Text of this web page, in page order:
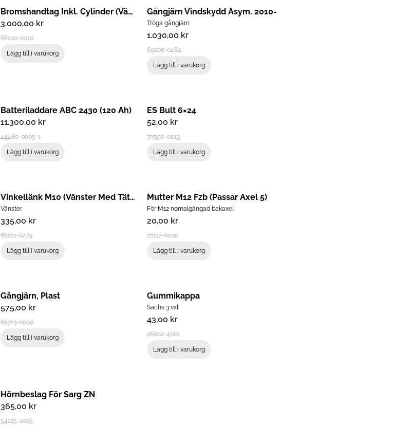
68100-0010
Bromshandtag Inkl. Cylinder (vänste
3.000,00 kr
Lägg till i varukorg 69200-0484
Gångjärn Vindskydd Asym. 2010-
1.030,00 kr
Tröga gångjärn
Lägg till i varukorg
44480-0005-1
Batteriladdare ABC 2430 (120 Ah)
11.300,00 kr
Lägg till i varukorg
70550-0013
ES Bult 6×24
52,00 kr
Lägg till i varukorg
68011-0279
Vinkellänk M10 (vänster Med Tätning
335,00 kr
Vänster
Lägg till i varukorg
16112-0000
Mutter M12 Fzb (Passar Axel 5)
20,00 kr
För M12 nomalgängad bakaxel
Lägg till i varukorg
65713-0000
Gångjärn, Plast
575,00 kr
Lägg till i varukorg 26002-4001
Gummikappa
43,00 kr
Sachs 3 vxl
Lägg till i varukorg
54125-0015
Hörnbeslag För Sarg ZN
365,00 kr